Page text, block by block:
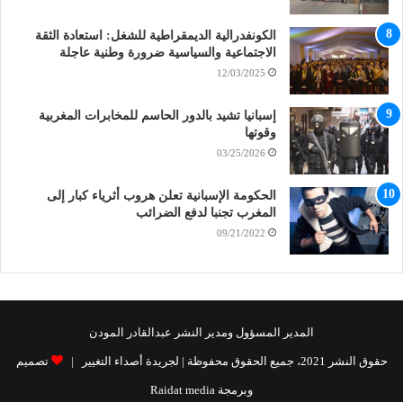
الكونفدرالية الديمقراطية للشغل: استعادة الثقة
الاجتماعية والسياسية ضرورة وطنية عاجلة
12/03/2025
إسبانيا تشيد بالدور الحاسم للمخابرات المغربية
وقوتها
03/25/2026
الحكومة الإسبانية تعلن هروب أثرياء كبار إلى
المغرب تجنبا لدفع الضرائب
09/21/2022
المدير المسؤول ومدير النشر عبدالقادر المودن
حقوق النشر 2021، جميع الحقوق محفوظة | لجريدة أصداء التغيير | تصميم
وبرمجة Raidat media